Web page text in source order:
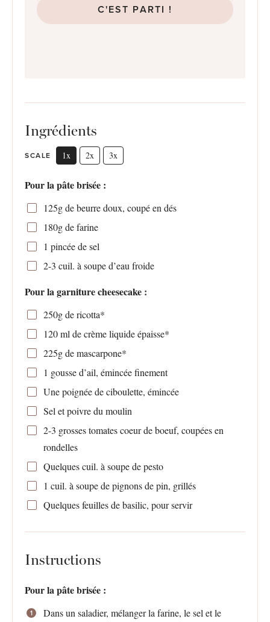
C'EST PARTI !
Ingrédients
SCALE 1x 2x 3x
Pour la pâte brisée :
125gde beurre doux, coupé en dés
180gde farine
1 pincée de sel
2-3 cuil. à soupe d’eau froide
Pour la garniture cheesecake :
250gde ricotta*
120ml de crème liquide épaisse*
225gde mascarpone*
1 gousse d’ail, émincée finement
Une poignée de ciboulette, émincée
Sel et poivre du moulin
2-3 grosses tomates coeur de boeuf, coupées en
rondelles
Quelques cuil. à soupe de pesto
1 cuil. à soupe de pignons de pin, grillés
Quelques feuilles de basilic, pour servir
Instructions
Pour la pâte brisée :
Dans un saladier, mélanger la farine, le sel et le